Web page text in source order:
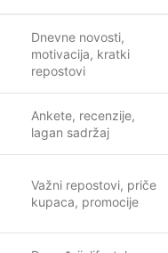
Dnevne novosti,
motivacija, kratki
repostovi
Ankete, recenzije,
lagan sadržaj
Važni repostovi, priče
kupaca, promocije